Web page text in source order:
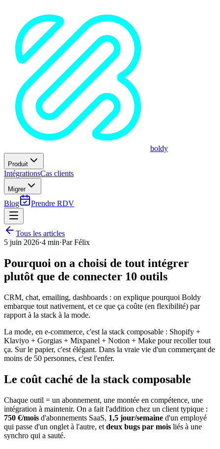
boldy
Produit
IntégrationsCas clients
Migrer
Blog Prendre RDV
Tous les articles
5 juin 2026·4 min·ParFélix
Pourquoi on a choisi de tout intégrer
plutôt que de connecter 10 outils
CRM, chat, emailing, dashboards : on explique pourquoi Boldy
embarque tout nativement, et ce que ça coûte (en flexibilité) par
rapport à la stack à la mode.
La mode, en e-commerce, c'est la stack composable : Shopify +
Klaviyo + Gorgias + Mixpanel + Notion + Make pour recoller tout
ça. Sur le papier, c'est élégant. Dans la vraie vie d'un commerçant de
moins de 50 personnes, c'est l'enfer.
Le coût caché de la stack composable
Chaque outil = un abonnement, une montée en compétence, une
intégration à maintenir. On a fait l'addition chez un client typique :
750 €/mois d'abonnements SaaS, 1,5 jour/semaine d'un employé
qui passe d'un onglet à l'autre, et deux bugs par mois liés à une
synchro qui a sauté.